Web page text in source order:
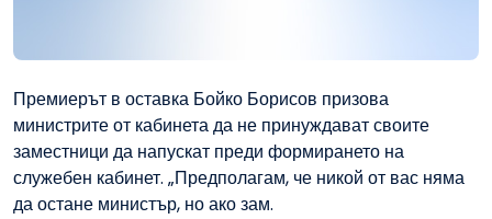
Премиерът в оставка Бойко Борисов призова
министрите от кабинета да не принуждават своите
заместници да напускат преди формирането на
служебен кабинет. „Предполагам, че никой от вас няма
да остане министър, но ако зам.